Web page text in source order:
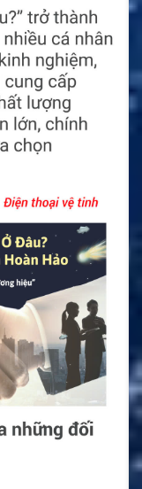
cho tổ chức nhân
triển khai tại khu
bị có thể mang
nối cho nhiều
chung thiết bị
chiến hoặc văn
710
IP với tốc độ tối
Mức này phù
dữ liệu hiện
các tác vụ IP cơ
và ứng dụng để
vụ streaming
BGAN X-Stream
với người dùng